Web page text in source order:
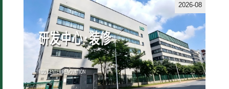
2026-08